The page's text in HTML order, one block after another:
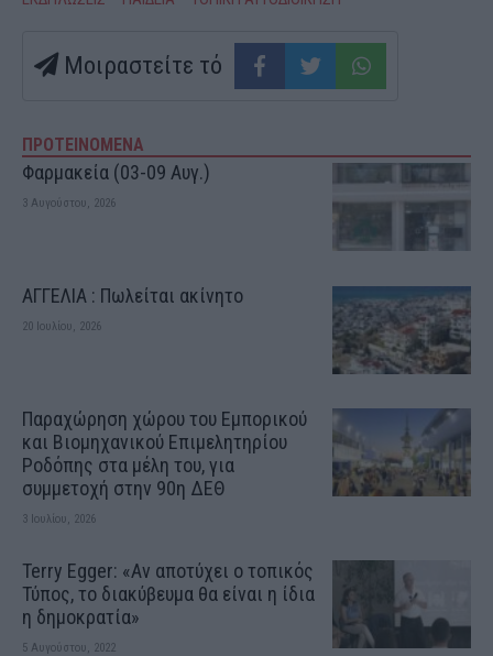
Μοιραστείτε τό
ΠΡΟΤΕΙΝΟΜΕΝΑ
Φαρμακεία (03-09 Αυγ.)
3 Αυγούστου, 2026
ΑΓΓΕΛΙΑ : Πωλείται ακίνητο
20 Ιουλίου, 2026
Παραχώρηση χώρου του Εμπορικού
και Βιομηχανικού Επιμελητηρίου
Ροδόπης στα μέλη του, για
συμμετοχή στην 90η ΔΕΘ
3 Ιουλίου, 2026
Terry Egger: «Αν αποτύχει ο τοπικός
Τύπος, το διακύβευμα θα είναι η ίδια
η δημοκρατία»
5 Αυγούστου, 2022